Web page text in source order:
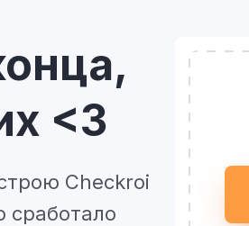
<3
Checkroi
сработало